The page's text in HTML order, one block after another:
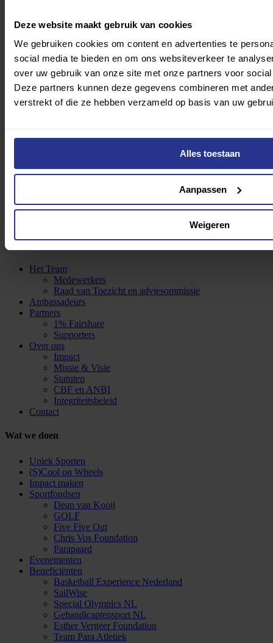
Deze website maakt gebruik van cookies
We gebruiken cookies om content en advertenties te
social media te bieden en om ons websiteverkeer te
over uw gebruik van onze site met onze partners voor
Deze partners kunnen deze gegevens combineren met
verstrekt of die ze hebben verzameld op basis van uw
Alles toestaan
Aanpassen
Weigeren
Doneer nu
Start met zoeken
Wie we zijn
Het Team
Medewerkers
Raad van Toezicht en adviesommissie
Ambassadeurs
Partners
1% Fairshare
Supporters
Over ons
Impact
Missie & Visie
Statuten
CBF en ANBI
Integriteitsbeleid
Contact
Wat we doen
Uniek Sporten
(S)Cool on Wheels
Impact maken
Sportfondsen
Dean van Kooij
GOLF
Five Five Out
Chris Vos Foundation
Parapaard
Evenementen
Beneficiënten
Basketball Experience Nederland
SailWise
Special Olympics NL
Gehandicaptensport NL
Esther Vergeer Foundation
Team Para Atletiek